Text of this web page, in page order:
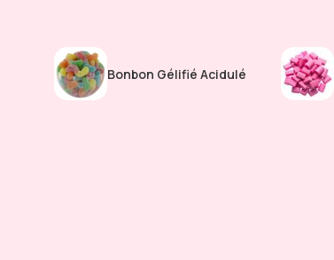
Bonbon Gélifié Acidulé